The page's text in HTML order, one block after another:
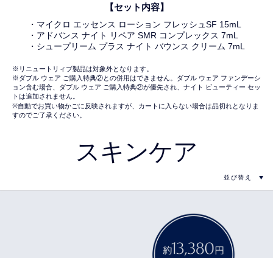
【セット内容】
・マイクロ エッセンス ローション フレッシュSF 15mL
・アドバンス ナイト リペア SMR コンプレックス 7mL
・シュープリーム プラス ナイト バウンス クリーム 7mL
※リニュートリィブ製品は対象外となります。
※ダブル ウェア ご購入特典②との併用はできません。ダブル ウェア ファンデーシ
ョン含む場合、ダブル ウェア ご購入特典②が優先され、ナイト ビューティー セッ
トは追加されません。
※自動でお買い物かごに反映されますが、カートに入らない場合は品切れとなりま
すのでご了承ください。
スキンケア